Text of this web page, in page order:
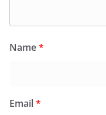
Name*
Email*